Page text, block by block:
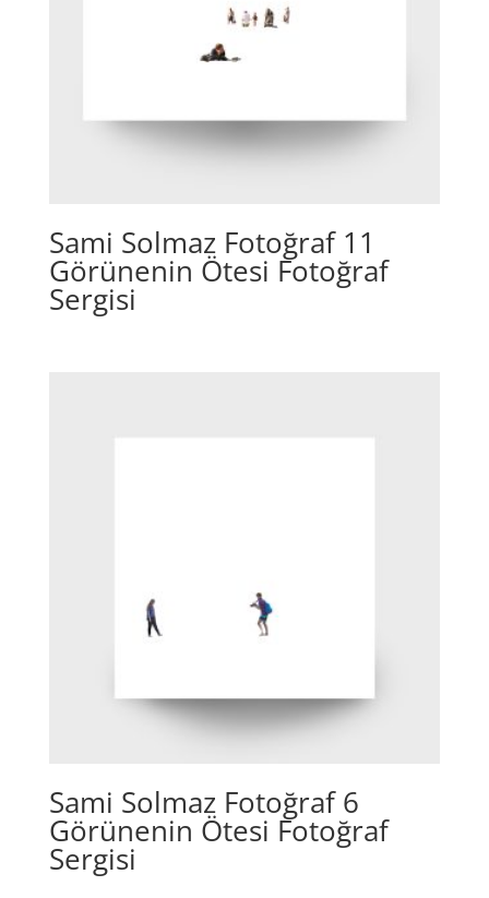
Sami Solmaz Fotoğraf 11
Görünenin Ötesi Fotoğraf
Sergisi
Sami Solmaz Fotoğraf 6
Görünenin Ötesi Fotoğraf
Sergisi